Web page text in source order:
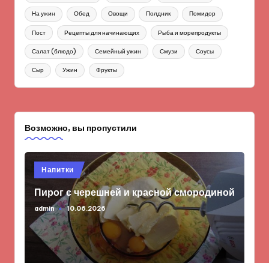
На ужин Обед Овощи Полдник Помидор
Пост Рецепты для начинающих Рыба и морепродукты
Салат (блюдо) Семейный ужин Смузи Соусы
Сыр Ужин Фрукты
Возможно, вы пропустили
Опубликовано
в
Напитки
Пирог с черешней и красной смородиной
Запись
от
admin 10.06.2026